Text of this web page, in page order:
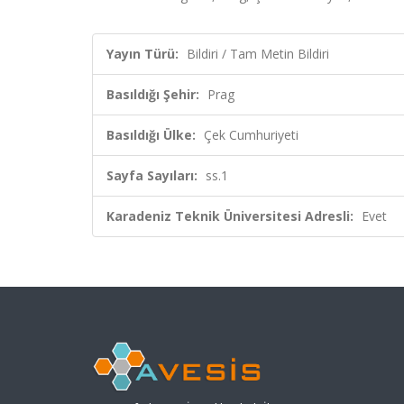
Yayın Türü: Bildiri / Tam Metin Bildiri
Basıldığı Şehir: Prag
Basıldığı Ülke: Çek Cumhuriyeti
Sayfa Sayıları: ss.1
Karadeniz Teknik Üniversitesi Adresli: Evet